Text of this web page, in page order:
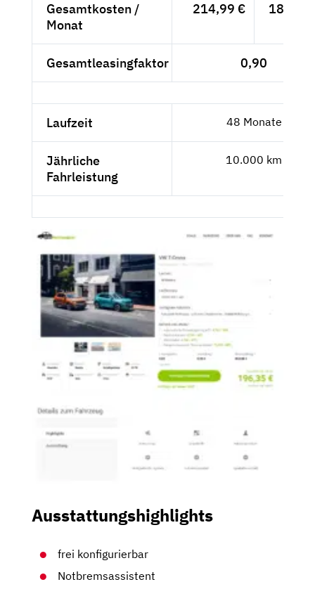
Gesamtkosten /
Monat
214,99 € 180,67
Gesamtleasingfaktor 0,90
Laufzeit 48 Monate
Jährliche
Fahrleistung
10.000 km
Ausstattungshighlights
frei konfigurierbar
Notbremsassistent